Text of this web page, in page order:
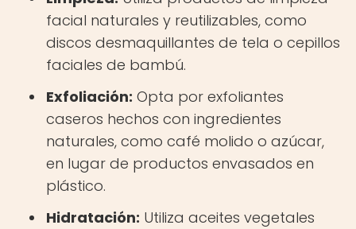
facial naturales y reutilizables, como
discos desmaquillantes de tela o cepillos
faciales de bambú.
Exfoliación: Opta por exfoliantes
caseros hechos con ingredientes
naturales, como café molido o azúcar,
en lugar de productos envasados en
plástico.
Hidratación: Utiliza aceites vegetales